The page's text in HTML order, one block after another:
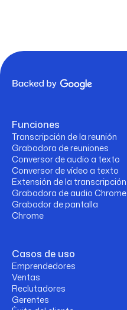
Funciones
Transcripción de la reunión
Grabadora de reuniones
Conversor de audio a texto
Conversor de vídeo a texto
Extensión de la transcripción
Grabadora de audio Chrome
Grabador de pantalla
Chrome
Casos de uso
Emprendedores
Ventas
Reclutadores
Gerentes